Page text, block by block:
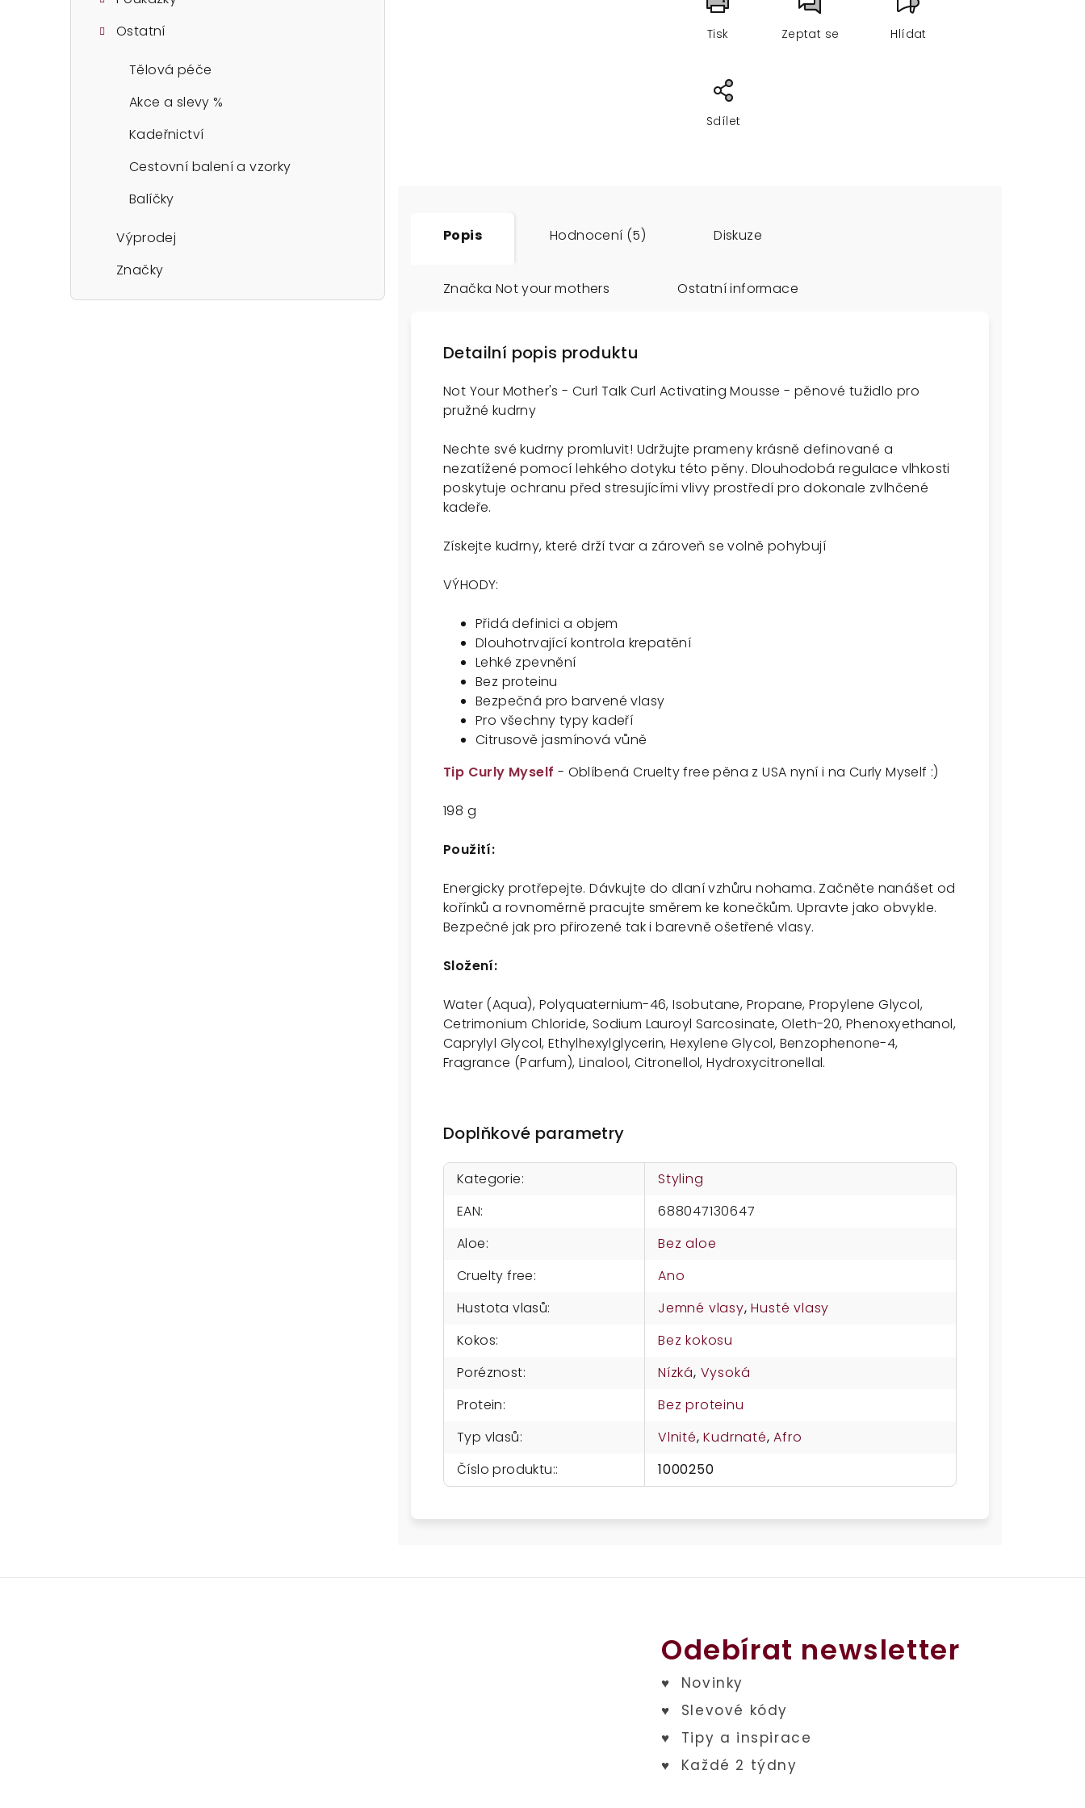
Ostatní
Tělová péče
Akce a slevy %
Kadeřnictví
Cestovní balení a vzorky
Balíčky
Výprodej
Značky
Tisk Zeptat se Hlídat
Sdílet
Popis Hodnocení (5) Diskuze
Značka Not your mothers Ostatní informace
Detailní popis produktu
Not Your Mother's - Curl Talk Curl Activating Mousse - pěnové tužidlo pro
pružné kudrny
Nechte své kudrny promluvit! Udržujte prameny krásně definované a
nezatížené pomocí lehkého dotyku této pěny. Dlouhodobá regulace vlhkosti
poskytuje ochranu před stresujícími vlivy prostředí pro dokonale zvlhčené
kadeře.
Získejte kudrny, které drží tvar a zároveň se volně pohybují
VÝHODY:
Přidá definici a objem
Dlouhotrvající kontrola krepatění
Lehké zpevnění
Bez proteinu
Bezpečná pro barvené vlasy
Pro všechny typy kadeří
Citrusově jasmínová vůně
Tip Curly Myself - Oblíbená Cruelty free pěna z USA nyní i na Curly Myself :)
198 g
Použití:
Energicky protřepejte. Dávkujte do dlaní vzhůru nohama. Začněte nanášet od
kořínků a rovnoměrně pracujte směrem ke konečkům. Upravte jako obvykle.
Bezpečné jak pro přirozené tak i barevně ošetřené vlasy.
Složení:
Water (Aqua), Polyquaternium-46, Isobutane, Propane, Propylene Glycol,
Cetrimonium Chloride, Sodium Lauroyl Sarcosinate, Oleth-20, Phenoxyethanol,
Caprylyl Glycol, Ethylhexylglycerin, Hexylene Glycol, Benzophenone-4,
Fragrance (Parfum), Linalool, Citronellol, Hydroxycitronellal.
Doplňkové parametry
Kategorie:
Styling
EAN:
688047130647
Aloe:
Bez aloe
Cruelty free:
Ano
Hustota vlasů: Jemné vlasy,Husté vlasy
Kokos:
Bez kokosu
Poréznost: Nízká, Vysoká
Protein:
Bez proteinu
Typ vlasů: Vlnité,Kudrnaté,Afro
Číslo produktu:: 1000250
Odebírat newsletter